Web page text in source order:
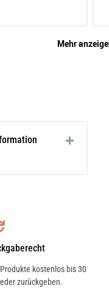
Mehr
kostenlos bis 30
zurückgeben.